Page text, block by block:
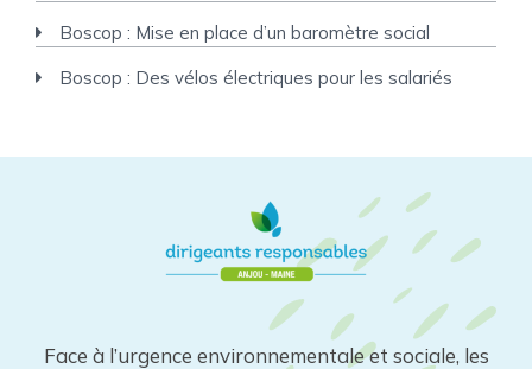
Boscop : Mise en place d’un baromètre social
Boscop : Des vélos électriques pour les salariés
Face à l’urgence environnementale et sociale, les